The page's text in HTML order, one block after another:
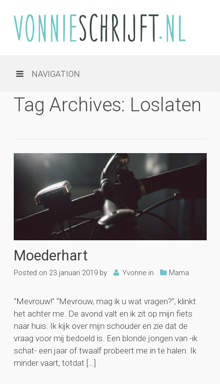
NAVIGATION
Tag Archives: Loslaten
Moederhart
Posted on 23 januari 2019 by Yvonne in Mama
“Mevrouw!” “Mevrouw, mag ik u wat vragen?”, klinkt
het achter me. De avond valt en ik zit op mijn fiets
naar huis. Ik kijk over mijn schouder en zie dat de
vraag voor mij bedoeld is. Een blonde jongen van -ik
schat- een jaar of twaalf probeert me in te halen. Ik
minder vaart, totdat […]